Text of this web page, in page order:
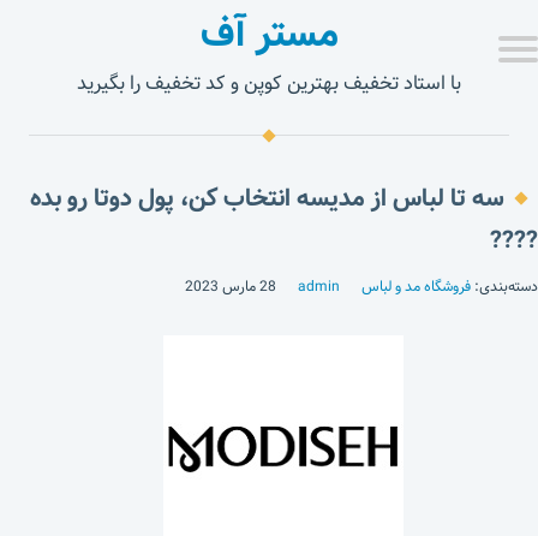
مستر آف
با استاد تخفیف بهترین کوپن و کد تخفیف را بگیرید
سه تا لباس از مدیسه انتخاب کن، پول دوتا رو بده
????
دسته‌بندی: فروشگاه مد و لباس admin 28 مارس 2023